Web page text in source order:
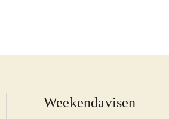
Weekendavisen